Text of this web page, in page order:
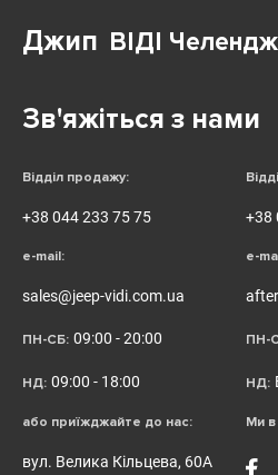
Джип ВІДІ Челендж
Зв'яжіться з нами
Відділ продажу:
+38 044 233 75 75
e-mail:
sales@jeep-vidi.com.ua
ПН-СБ: 09:00 - 20:00
НД: 09:00 - 18:00
або приїжджайте до нас:
вул. Велика Кільцева, 60А
+38
e-
ПН-
НД:
Ми